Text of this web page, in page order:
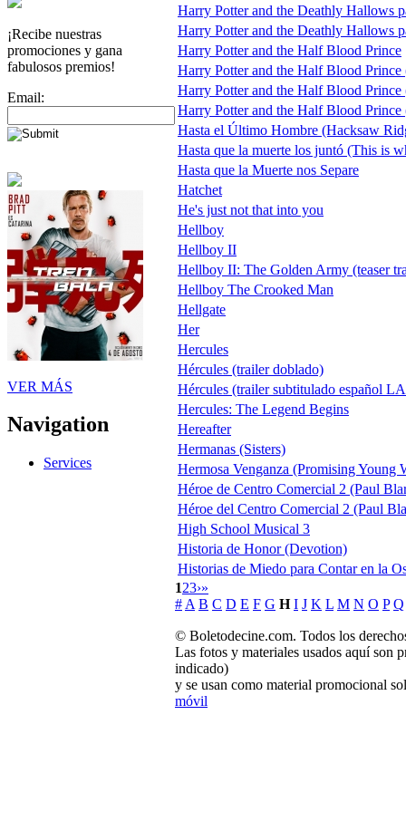
¡Recibe nuestras
promociones y gana
fabulosos premios!
Email:
VER MÁS
Navigation
Services
Harry Potter and the Deathly Hallows
Harry Potter and the Deathly Hallows
Harry Potter and the Half Blood Prince
Harry Potter and the Half Blood Prince
Harry Potter and the Half Blood Prince
Harry Potter and the Half Blood Prince
Hasta el Último Hombre (Hacksaw
Hasta que la muerte los juntó (This is
Hasta que la Muerte nos Separe
Hatchet
He's just not that into you
Hellboy
Hellboy II
Hellboy II: The Golden Army (teaser
Hellboy The Crooked Man
Hellgate
Her
Hercules
Hércules (trailer doblado)
Hércules (trailer subtitulado español
Hercules: The Legend Begins
Hereafter
Hermanas (Sisters)
Hermosa Venganza (Promising Young
Héroe de Centro Comercial 2 (Paul
Héroe del Centro Comercial 2 (Paul
High School Musical 3
Historia de Honor (Devotion)
Historias de Miedo para Contar en la
123›»
#A B C D E F G H I J K L M N O P Q
© Boletodecine.com. Todos los
Las fotos y materiales usados aquí son
indicado)
y se usan como material promocional
móvil